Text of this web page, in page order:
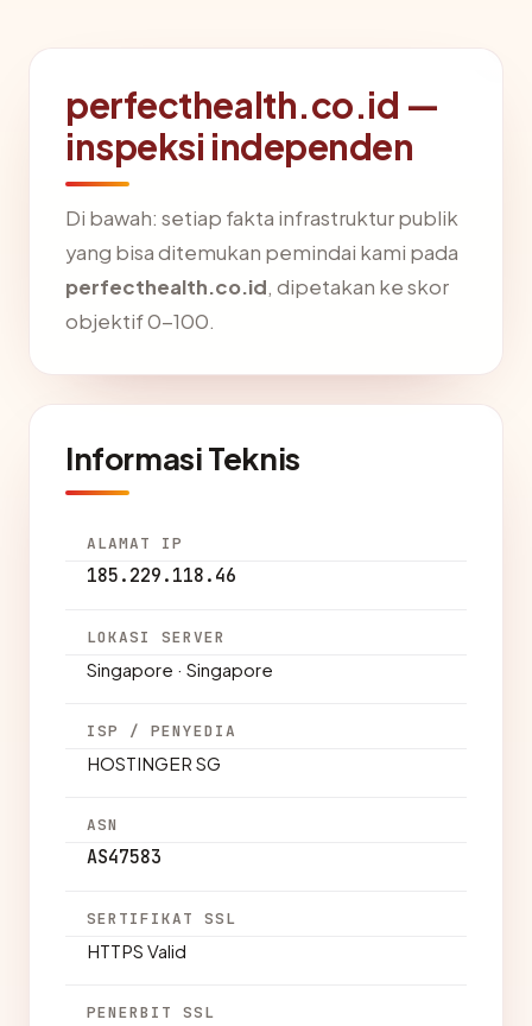
perfecthealth.co.id —
inspeksi independen
Di bawah: setiap fakta infrastruktur publik
yang bisa ditemukan pemindai kami pada
perfecthealth.co.id, dipetakan ke skor
objektif 0-100.
Informasi Teknis
ALAMAT IP
185.229.118.46
LOKASI SERVER
Singapore · Singapore
ISP / PENYEDIA
HOSTINGER SG
ASN
AS47583
SERTIFIKAT SSL
HTTPS Valid
PENERBIT SSL